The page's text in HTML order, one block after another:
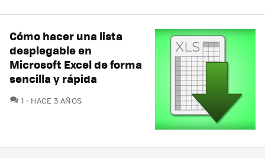
Cómo hacer una lista
desplegable en
Microsoft Excel de forma
sencilla y rápida
1 COMENTARIOS
HACE 3 AÑOS